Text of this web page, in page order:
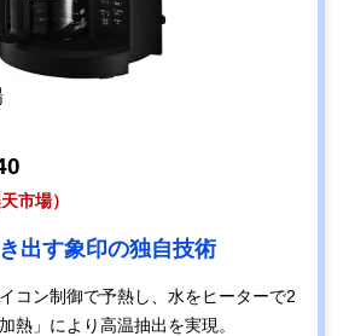
市場）
出す象印の独自技術
コン制御で予熱し、水をヒーターで2
熱」により高温抽出を実現。